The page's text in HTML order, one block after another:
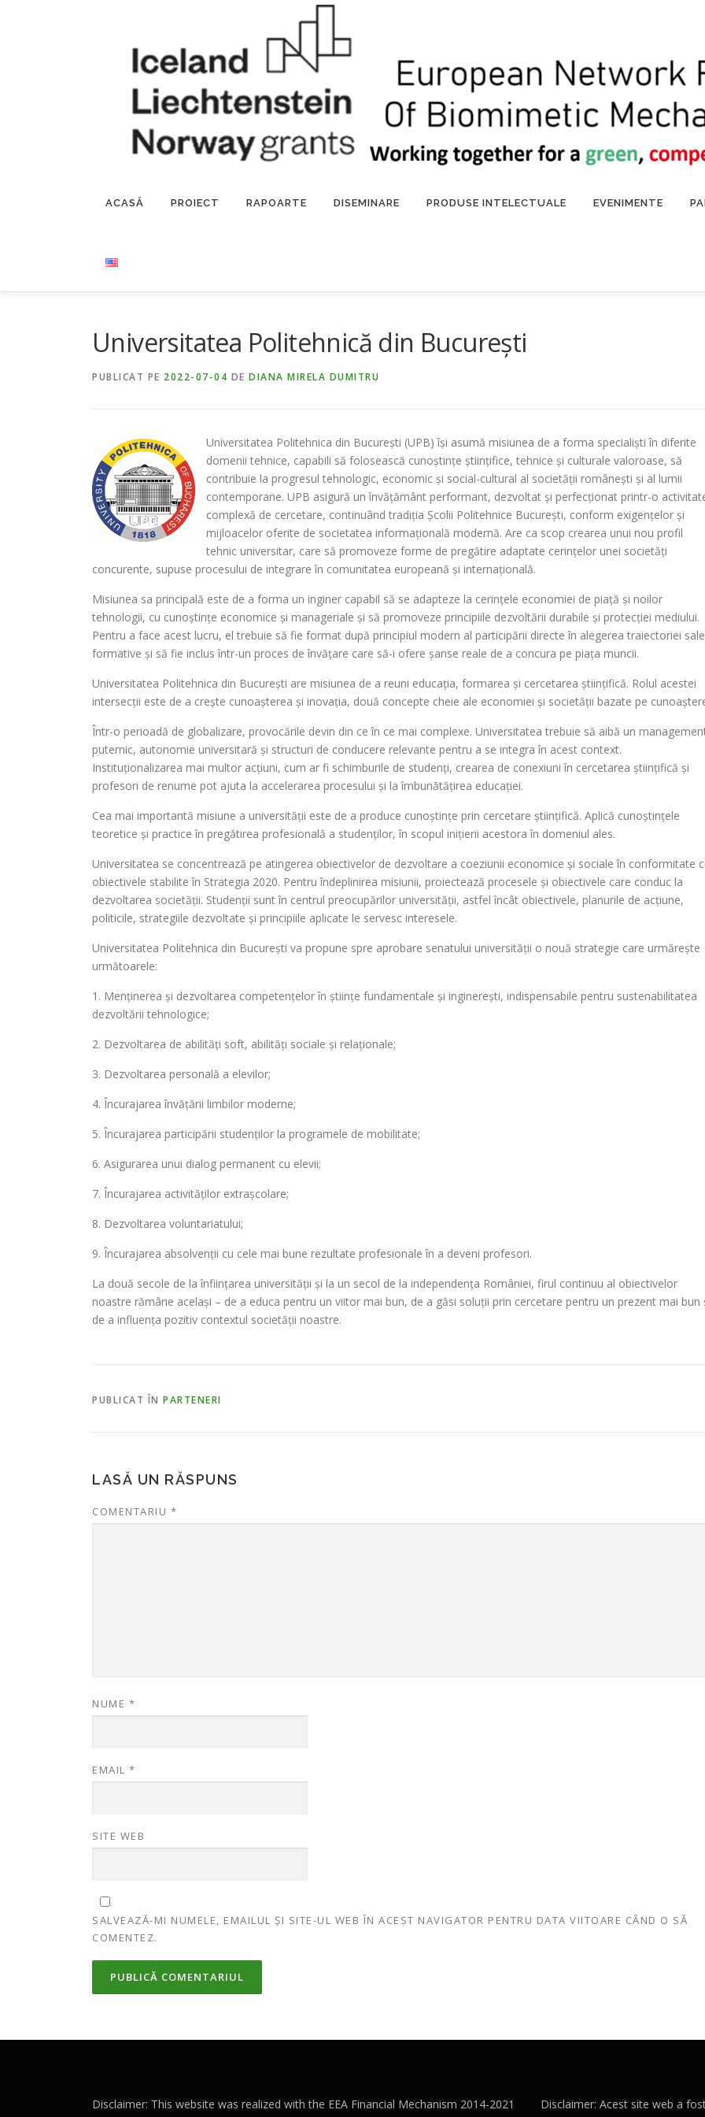
ACASĂ PROIECT RAPOARTE DISEMINARE PRODUSE INTELECTUALE EVENIMENTE
Universitatea Politehnică din București
PUBLICAT PE 2022-07-04 DE DIANA MIRELA DUMITRU
Universitatea Politehnica din București (UPB) își asumă misiunea de a forma specialiști în diferite
domenii tehnice, capabili să folosească cunoștințe științifice, tehnice și culturale valoroase, să
contribuie la progresul tehnologic, economic și social-cultural al societății românești și al lumii
contemporane. UPB asigură un învățământ performant, dezvoltat și perfecționat printr-o
complexă de cercetare, continuând tradiția Școlii Politehnice București, conform exigențelor și
mijloacelor oferite de societatea informațională modernă. Are ca scop crearea unui nou profil
tehnic universitar, care să promoveze forme de pregătire adaptate cerințelor unei societăți
concurente, supuse procesului de integrare în comunitatea europeană și internațională.
Misiunea sa principală este de a forma un inginer capabil să se adapteze la cerințele economiei de piață și noilor
tehnologii, cu cunoștințe economice și manageriale și să promoveze principiile dezvoltării durabile și protecției mediului.
Pentru a face acest lucru, el trebuie să fie format după principiul modern al participării directe în alegerea traiectoriei sale
formative și să fie inclus într-un proces de învățare care să-i ofere șanse reale de a concura pe piața muncii.
Universitatea Politehnica din București are misiunea de a reuni educația, formarea și cercetarea științifică. Rolul acestei
intersecții este de a crește cunoașterea și inovația, două concepte cheie ale economiei și societății bazate pe
Într-o perioadă de globalizare, provocările devin din ce în ce mai complexe. Universitatea trebuie să aibă un
puternic, autonomie universitară și structuri de conducere relevante pentru a se integra în acest context.
Instituționalizarea mai multor acțiuni, cum ar fi schimburile de studenți, crearea de conexiuni în cercetarea științifică și
profesori de renume pot ajuta la accelerarea procesului și la îmbunătățirea educației.
Cea mai importantă misiune a universității este de a produce cunoștințe prin cercetare științifică. Aplică cunoștințele
teoretice și practice în pregătirea profesională a studenților, în scopul inițierii acestora în domeniul ales.
Universitatea se concentrează pe atingerea obiectivelor de dezvoltare a coeziunii economice și sociale în conformitate
obiectivele stabilite în Strategia 2020. Pentru îndeplinirea misiunii, proiectează procesele și obiectivele care conduc la
dezvoltarea societății. Studenții sunt în centrul preocupărilor universității, astfel încât obiectivele, planurile de acțiune,
politicile, strategiile dezvoltate și principiile aplicate le servesc interesele.
Universitatea Politehnica din București va propune spre aprobare senatului universității o nouă strategie care urmărește
următoarele:
1. Menținerea și dezvoltarea competențelor în științe fundamentale și inginerești, indispensabile pentru sustenabilitatea
dezvoltării tehnologice;
2. Dezvoltarea de abilități soft, abilități sociale și relaționale;
3. Dezvoltarea personală a elevilor;
4. Încurajarea învățării limbilor moderne;
5. Încurajarea participării studenților la programele de mobilitate;
6. Asigurarea unui dialog permanent cu elevii;
7. Încurajarea activităților extrașcolare;
8. Dezvoltarea voluntariatului;
9. Încurajarea absolvenții cu cele mai bune rezultate profesionale în a deveni profesori.
La două secole de la înființarea universității și la un secol de la independența României, firul continuu al obiectivelor
noastre rămâne același – de a educa pentru un viitor mai bun, de a găsi soluții prin cercetare pentru un prezent mai bun
de a influența pozitiv contextul societății noastre.
PUBLICAT ÎN PARTENERI
LASĂ UN RĂSPUNS
COMENTARIU *
NUME *
EMAIL *
SITE WEB
SALVEAZĂ-MI NUMELE, EMAILUL ȘI SITE-UL WEB ÎN ACEST NAVIGATOR PENTRU DATA VIITOARE CÂND O SĂ
COMENTEZ.
Disclaimer: This website was realized with the EEA Financial Mechanism 2014-2021
Disclaimer: Acest site web a